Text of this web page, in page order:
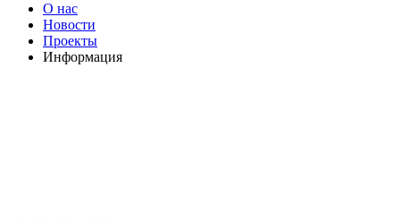
О нас
Новости
Проекты
Информация